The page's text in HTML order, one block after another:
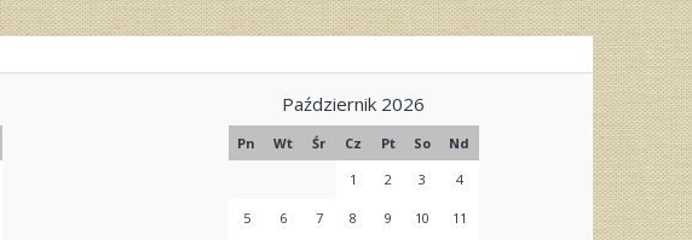
Październik 2026
Pn Wt Śr Cz Pt So
Nd
1
2 3 4
5 6 7 8 9 10 11